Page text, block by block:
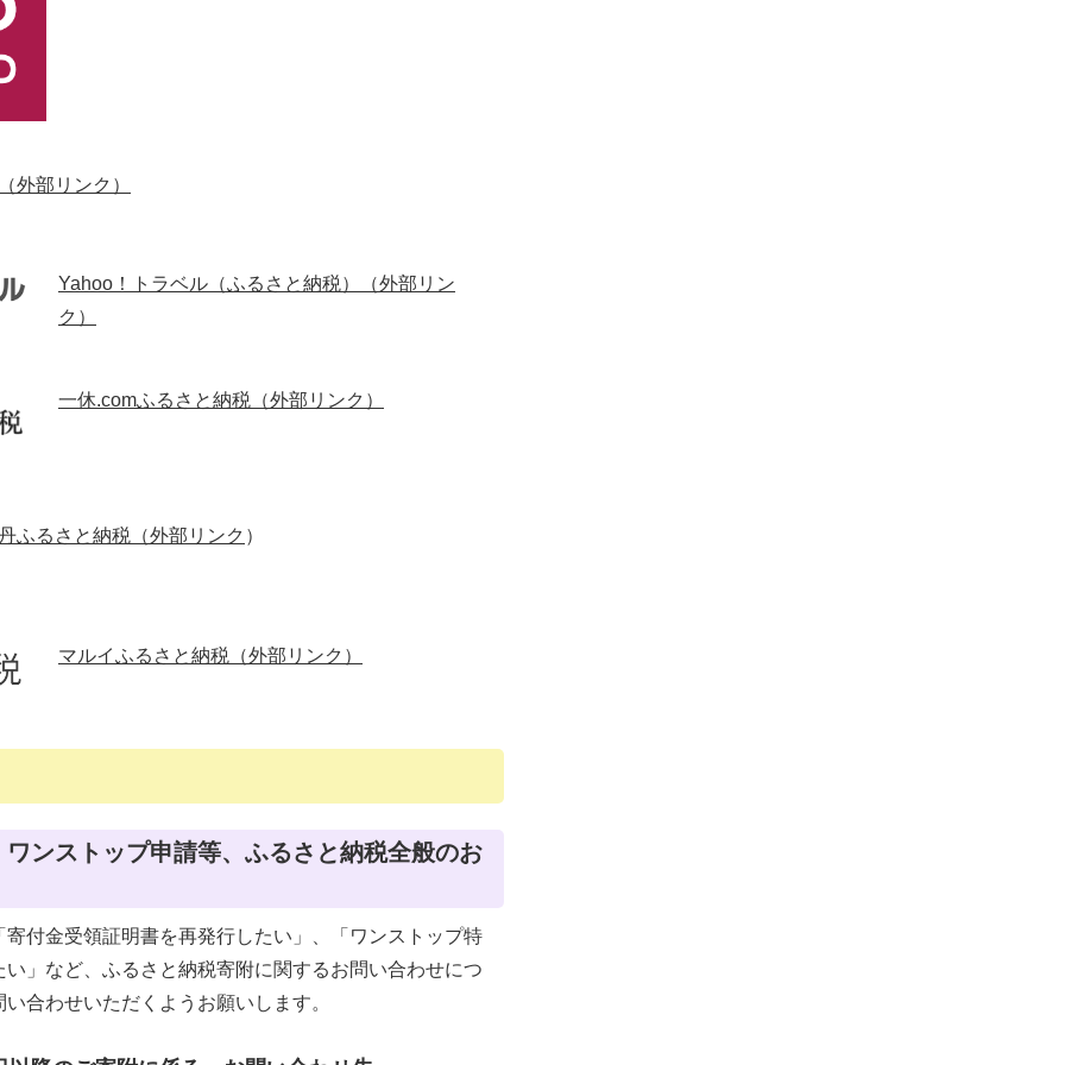
外部リンク）
Yahoo！トラベル（ふるさと納税）（外部リン
ク）
一休.comふるさと納税（外部リンク）
ふるさと納税（外部リンク ）
マルイふるさと納税（外部リンク）
ンストップ申請等、ふるさと納税全般のお
付金受領証明書を再発行したい」、「ワンストップ特
」など、ふるさと納税寄附に関するお問い合わせにつ
合わせいただくようお願いします。